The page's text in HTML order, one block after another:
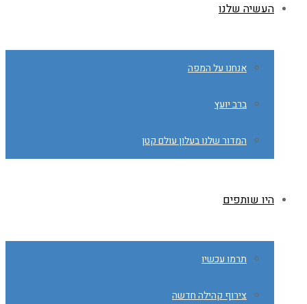
העשיה שלנו
אנחנו על המפה
ברב יועץ
המדור שלנו בעלון עולם קטן
היו שותפים
תרמו עכשיו
צירוף קהילה חדשה